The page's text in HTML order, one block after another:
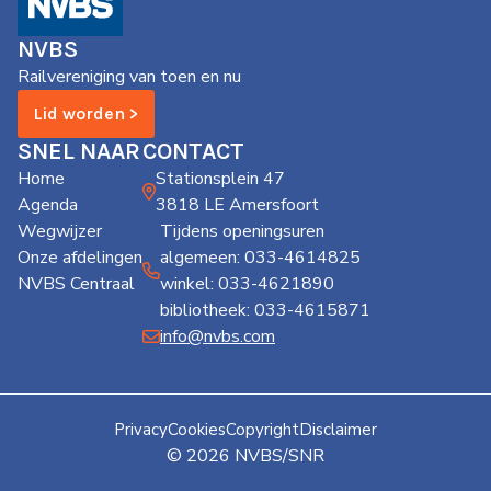
NVBS
Wegwijzer
Mijn
NVBS
NVBS
Railvereniging van toen en nu
Lid worden >
SNEL NAAR
Home
Agenda
Wegwijzer
Onze afdelingen
NVBS Centraal
CONTACT
Stationsplein 47
3818 LE Amersfoort
Tijdens openingsuren
algemeen: 033-4614825
winkel: 033-4621890
bibliotheek: 033-4615871
info@nvbs.com
© 2026 NVBS/SNR
PrivacyCookiesCopyrightDisclaimer